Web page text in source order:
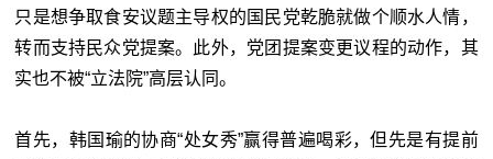
只是想争取食安议题主导权的国民党乾脆就做个顺水人情，
转而支持民众党提案。此外，党团提案变更议程的动作，其
实也不被“立法院”高层认同。
首先，韩国瑜的协商“处女秀”赢得普遍喝彩，但先是有提前